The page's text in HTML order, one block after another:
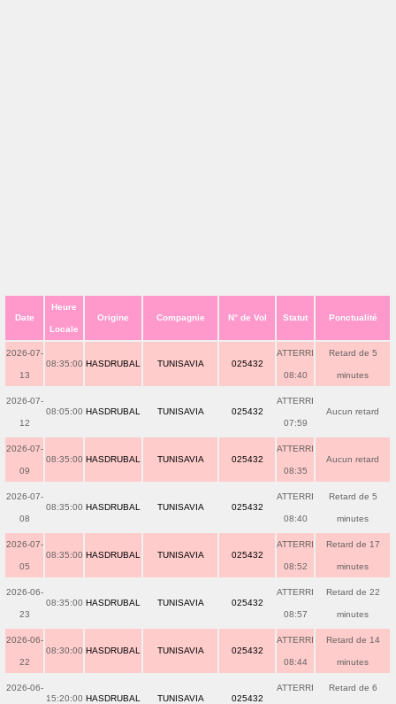
Date
Heure
Locale
Origine Compagnie N° de Vol Statut Ponctualité
2026-07-
13
08:35:00 HASDRUBAL TUNISAVIA 025432
ATTERRI
08:40
Retard de 5
minutes
2026-07-
12
08:05:00 HASDRUBAL TUNISAVIA 025432
ATTERRI
07:59
Aucun retard
2026-07-
09
08:35:00 HASDRUBAL TUNISAVIA 025432
ATTERRI
08:35
Aucun retard
2026-07-
08
08:35:00 HASDRUBAL TUNISAVIA 025432
ATTERRI
08:40
Retard de 5
minutes
2026-07-
05
08:35:00 HASDRUBAL TUNISAVIA 025432
ATTERRI
08:52
Retard de 17
minutes
2026-06-
23
08:35:00 HASDRUBAL TUNISAVIA 025432
ATTERRI
08:57
Retard de 22
minutes
2026-06-
22
08:30:00 HASDRUBAL TUNISAVIA 025432
ATTERRI
08:44
Retard de 14
minutes
2026-06-
15:20:00 HASDRUBAL TUNISAVIA 025432
ATTERRI Retard de 6